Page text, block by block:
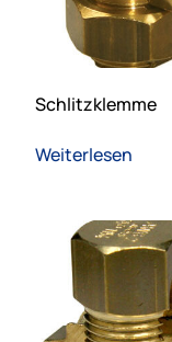
Schlitzklemme
Weiterlesen